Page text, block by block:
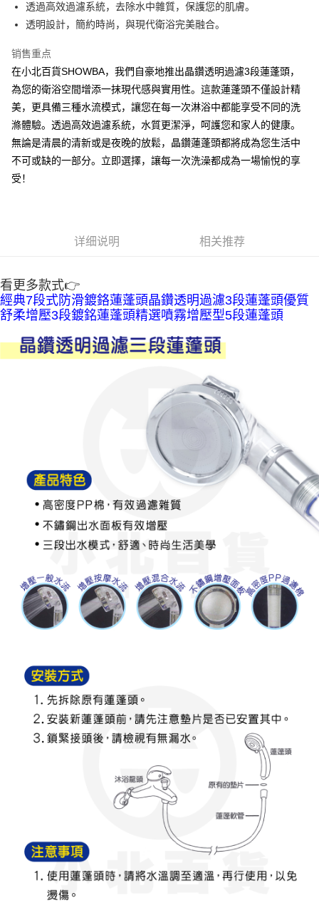
悠遊付
Google Pay
AFTEE先享后付
相关说明
一、關於 AFTEE先享後付
1. 於付款方式選擇AFTEE先享後付，將跳出AFTEE先享後付手機驗證視
窗。
2. 進行簡訊驗證之後，即可完成結帳手續。
3. 訂單確認後不需事先繳費，商品會配送至您的指定地址。
AFTEE APP推播通知。
請留意繳費期限為 14 天。唯有下載 AFTEE App 成為 AFTEE 會員者方能享
有最長 45 天內付款之服務。
出。使用AFTEE下訂可以延長您收到商品前的繳費天數，但無法保證一定能
夠在期限內收到商品(例如:預購商品或預計到貨時間較長者)。因此無論收到
商品與否，仍需要請您在AFTEE規定的時間內完成繳費。
二、付款限制
1. 初次使用 AFTEE 時，將依認證結果及本公司審查結果，核予每個人不同
「AFTEE先享後付」(下稱本服務)乃由恩沛科技股份有限公司(下稱 AFTEE )
所提供，並由 AFTEE 向您收取款項。因使用本服務所須提供之個人資料(包
含但不限於訂購人姓名、電話，收件人姓名、電話、收件地址)，將交付予
AFTEE 於本服務必要服務範圍內運用。關於 AFTEE 對於個人資料之蒐集、
處理、利用，詳參 AFTEE 官網之『個人資料蒐集、處理及利用告知聲明』
https://aftee.tw/privacypolicy/
未成年的使用者，請事先徵得法定代理人或監護人之同意方可使用
AFTEE。
繫恩沛科技股份有限公司。若您不同意我們將上開所示之個人資料，連同必
要之購買訂單資訊提供予 AFTEE ，或讓 AFTEE 蒐集處理利用您的個人資
料，請勿選用本服務。
全家取貨付款
每笔NT$60，满NT$599(含以上)免运费
每笔NT$60，满NT$599(含以上)免运费
付款後7-11取貨
宅配
透過高效過濾系統，去除水中雜質，保護您的肌膚。
透明設計，簡約時尚，與現代衛浴完美融合。
销售重点
在小北百貨SHOWBA，我們自豪地推出晶鑽透明過濾3段蓮蓬頭，
為您的衛浴空間增添一抹現代感與實用性。這款蓮蓬頭不僅設計精
美，更具備三種水流模式，讓您在每一次淋浴中都能享受不同的洗
滌體驗。透過高效過濾系統，水質更潔淨，呵護您和家人的健康。
無論是清晨的清新或是夜晚的放鬆，晶鑽蓮蓬頭都將成為您生活中
不可或缺的一部分。立即選擇，讓每一次洗澡都成為一場愉悅的享
受！
详细说明 相关推荐
看更多款式👉
經典7段式防滑鍍鉻蓮蓬頭晶鑽透明過濾3段蓮蓬頭優質
舒柔增壓3段鍍銘蓮蓬頭精選噴霧增壓型5段蓮蓬頭